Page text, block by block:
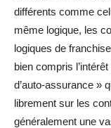
différents comme
même logique, les
logiques de
bien compris
d’auto-assurance »
librement sur les
généralement une